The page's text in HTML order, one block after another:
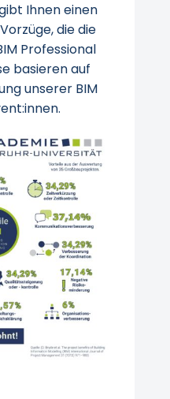
Ihnen einen
die die
Professional
basieren auf
unserer BIM